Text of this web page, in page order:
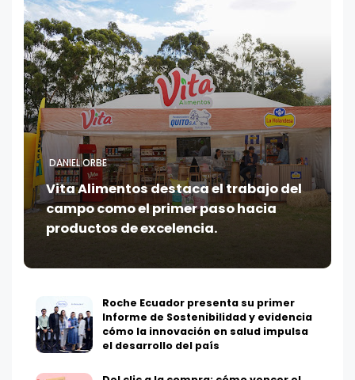
DANIEL ORBE
Vita Alimentos destaca el trabajo del
campo como el primer paso hacia
productos de excelencia.
Roche Ecuador presenta su primer
Informe de Sostenibilidad y evidencia
cómo la innovación en salud impulsa
el desarrollo del país